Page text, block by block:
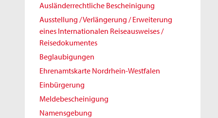
Ausländerrechtliche Bescheinigung
Ausstellung / Verlängerung / Erweiterung
eines Internationalen Reiseausweises /
Reisedokumentes
Beglaubigungen
Ehrenamtskarte Nordrhein-Westfalen
Einbürgerung
Meldebescheinigung
Namensgebung